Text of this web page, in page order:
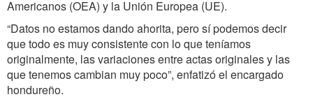
Americanos (OEA) y la Unión Europea (UE).
“Datos no estamos dando ahorita, pero sí podemos decir
que todo es muy consistente con lo que teníamos
originalmente, las variaciones entre actas originales y las
que tenemos cambian muy poco”, enfatizó el encargado
hondureño.